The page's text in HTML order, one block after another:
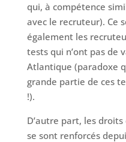
qui, à compétence
avec le recruteur). Ce
également les
tests qui n’ont pas de
Atlantique (paradoxe
grande partie de ces
!).
D’autre part, les
se sont renforcés